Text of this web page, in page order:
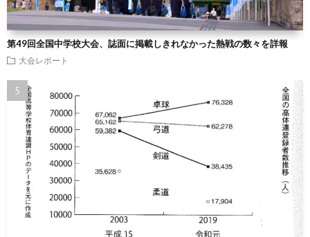
第49回全国中学校大会、誌面に掲載しきれなかった熱戦の数々を詳報
大会レポート